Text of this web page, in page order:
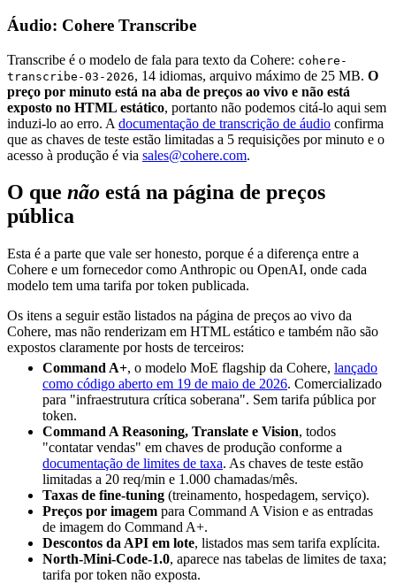
Áudio: Cohere Transcribe
Transcribe é o modelo de fala para texto da Cohere: cohere-
transcribe-03-2026, 14 idiomas, arquivo máximo de 25 MB. O
preço por minuto está na aba de preços ao vivo e não está
exposto no HTML estático, portanto não podemos citá-lo aqui sem
induzi-lo ao erro. A documentação de transcrição de áudio confirma
que as chaves de teste estão limitadas a 5 requisições por minuto e o
acesso à produção é via sales@cohere.com.
O que não está na página de preços
pública
Esta é a parte que vale ser honesto, porque é a diferença entre a
Cohere e um fornecedor como Anthropic ou OpenAI, onde cada
modelo tem uma tarifa por token publicada.
Os itens a seguir estão listados na página de preços ao vivo da
Cohere, mas não renderizam em HTML estático e também não são
expostos claramente por hosts de terceiros:
Command A+, o modelo MoE flagship da Cohere, lançado
como código aberto em 19 de maio de 2026. Comercializado
para "infraestrutura crítica soberana". Sem tarifa pública por
token.
Command A Reasoning, Translate e Vision, todos
"contatar vendas" em chaves de produção conforme a
documentação de limites de taxa. As chaves de teste estão
limitadas a 20 req/min e 1.000 chamadas/mês.
Taxas de fine-tuning (treinamento, hospedagem, serviço).
Preços por imagem para Command A Vision e as entradas
de imagem do Command A+.
Descontos da API em lote, listados mas sem tarifa explícita.
North-Mini-Code-1.0, aparece nas tabelas de limites de taxa;
tarifa por token não exposta.